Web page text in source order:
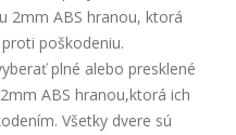
2mm ABS hranou, ktorá
poškodeniu.
plné alebo presklené
ABS hranou,ktorá ich
Všetky dvere sú